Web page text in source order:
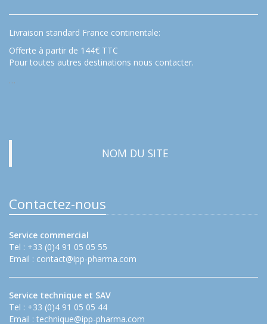
Livraison standard France continentale:
Offerte à partir de 144€ TTC
Pour toutes autres destinations nous contacter.
…
NOM DU SITE
Contactez-nous
Service commercial
Tel : +33 (0)4 91 05 05 55
Email : contact@ipp-pharma.com
Service technique et SAV
Tel : +33 (0)4 91 05 05 44
Email : technique@ipp-pharma.com